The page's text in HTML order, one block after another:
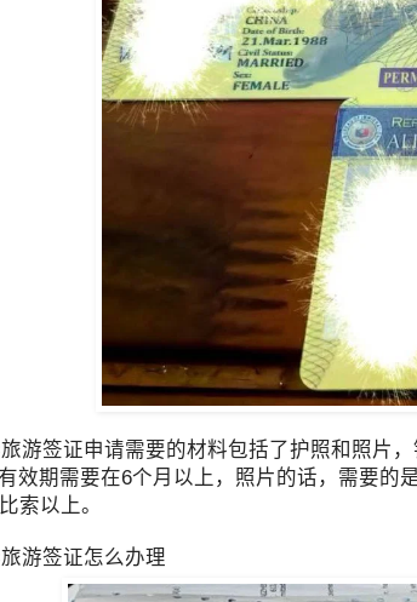
游签证申请需要的材料包括了护照和照片
效期需要在6个月以上，照片的话，需要
索以上。
游签证怎么办理